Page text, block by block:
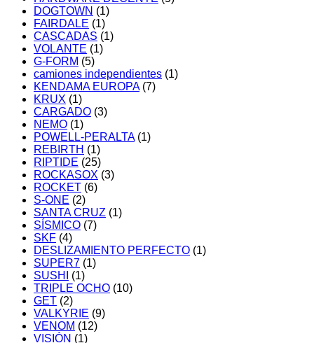
DOGTOWN (1)
FAIRDALE (1)
CASCADAS (1)
VOLANTE (1)
G-FORM (5)
camiones independientes (1)
KENDAMA EUROPA (7)
KRUX (1)
CARGADO (3)
NEMO (1)
POWELL-PERALTA (1)
REBIRTH (1)
RIPTIDE (25)
ROCKASOX (3)
ROCKET (6)
S-ONE (2)
SANTA CRUZ (1)
SÍSMICO (7)
SKF (4)
DESLIZAMIENTO PERFECTO (1)
SUPER7 (1)
SUSHI
(1)
TRIPLE OCHO (10)
GET (2)
VALKYRIE (9)
VENOM (12)
VISIÓN (1)